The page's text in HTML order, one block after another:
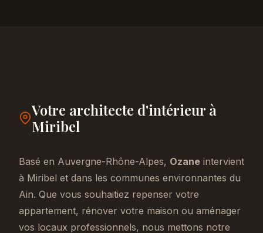
Votre architecte d'intérieur à
Miribel
Basé en Auvergne-Rhône-Alpes, Ozane intervient
à Miribel et dans les communes environnantes du
Ain. Que vous souhaitiez repenser votre
appartement, rénover votre maison ou aménager
vos locaux professionnels, nous mettons notre